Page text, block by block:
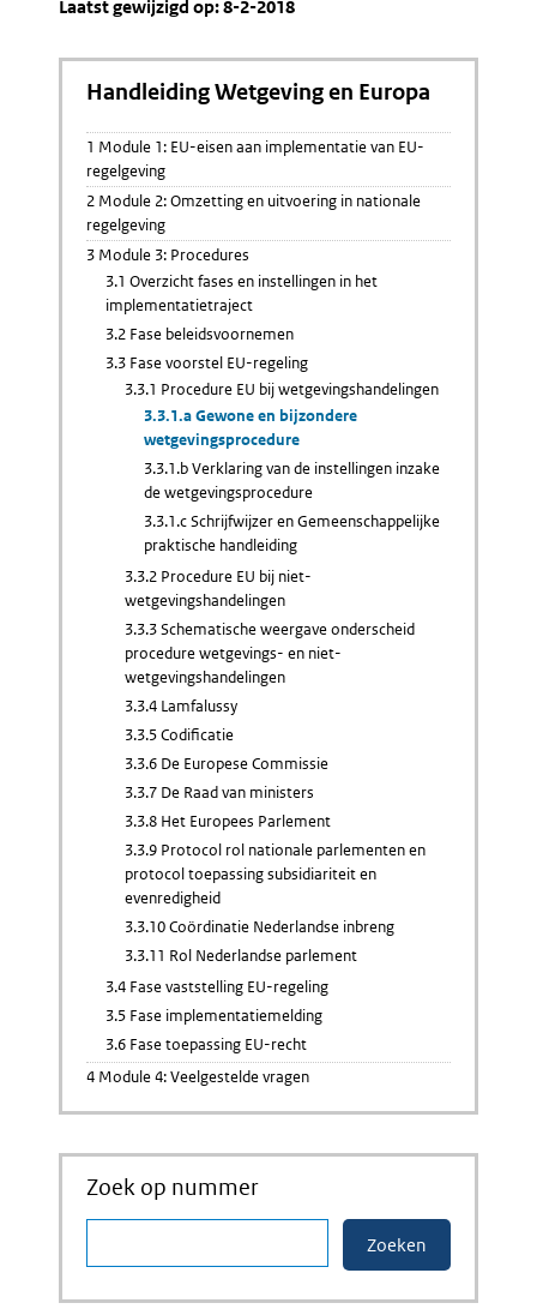
Laatst gewijzigd op: 8-2-2018
Handleiding Wetgeving en Europa
1 Module 1: EU-eisen aan implementatie van EU-
regelgeving
2 Module 2: Omzetting en uitvoering in nationale
regelgeving
3 Module 3: Procedures
3.1 Overzicht fases en instellingen in het
implementatietraject
3.2 Fase beleidsvoornemen
3.3 Fase voorstel EU-regeling
3.3.1 Procedure EU bij wetgevingshandelingen
3.3.1.a Gewone en bijzondere
wetgevingsprocedure
3.3.1.b Verklaring van de instellingen inzake
de wetgevingsprocedure
3.3.1.c Schrijfwijzer en Gemeenschappelijke
praktische handleiding
3.3.2 Procedure EU bij niet-
wetgevingshandelingen
3.3.3 Schematische weergave onderscheid
procedure wetgevings- en niet-
wetgevingshandelingen
3.3.4 Lamfalussy
3.3.5 Codificatie
3.3.6 De Europese Commissie
3.3.7 De Raad van ministers
3.3.8 Het Europees Parlement
3.3.9 Protocol rol nationale parlementen en
protocol toepassing subsidiariteit en
evenredigheid
3.3.10 Coördinatie Nederlandse inbreng
3.3.11 Rol Nederlandse parlement
3.4 Fase vaststelling EU-regeling
3.5 Fase implementatiemelding
3.6 Fase toepassing EU-recht
4 Module 4: Veelgestelde vragen
Zoek op nummer